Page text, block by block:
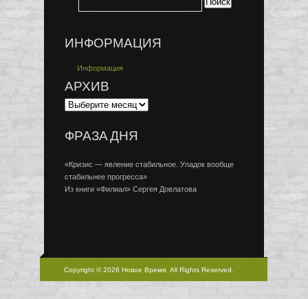
ИНФОРМАЦИЯ
Информация
АРХИВ
ФРАЗА ДНЯ
«Кризис — явление стабильное. Упадок вообще
стабильнее прогресса»
Из книги «Филиал» Сергея Довлатова
Copyright © 2026 Новое Время, All Rights Reserved.